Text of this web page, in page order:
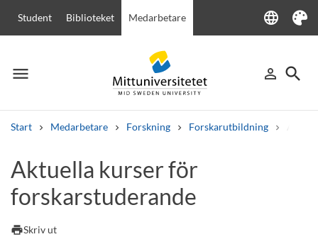
Student Biblioteket Medarbetare language
Language
Tema
menu
Meny person_outline
Logga in
search
Sök
Start Medarbetare Forskning Forskarutbildning
Andra söktjänster
Kurser och programKursplanerVälkomstbrev
Aktuella kurser för
forskarstuderande
printSkriv ut